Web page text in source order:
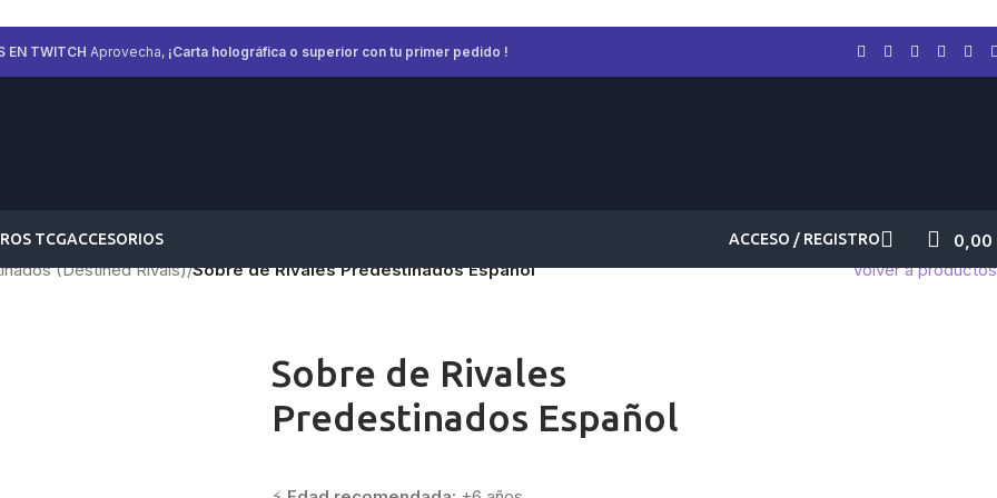
EN TWITCH Aprovecha, ¡Carta holográfica o superior con tu primer pedido !
TCGACCESORIOS ACCESO / REGISTRO
0,00
(Destined Rivals)/Sobre de Rivales Predestinados Español Volver a productos
Sobre de Rivales
Predestinados Español